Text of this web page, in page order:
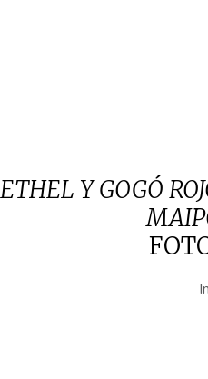
ETHEL Y GOGÓ